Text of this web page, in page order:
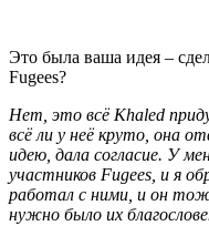
Это была ваша идея –
Fugees?
Нет, это всё Khaled
всё ли у неё круто, она
идею, дала согласие. У
участников Fugees, и я
работал с ними, и он
нужно было их